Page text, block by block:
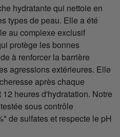
hydratante qui nettoie en
types de peau. Elle a été
au complexe exclusif
protège les bonnes
à renforcer la barrière
agressions extérieures. Elle
après chaque
heures d'hydratation. Notre
sous contrôle
de sulfates et respecte le pH